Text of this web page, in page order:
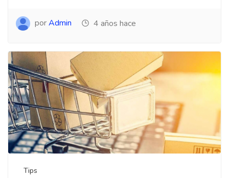
porAdmin 4 años hace
Tips